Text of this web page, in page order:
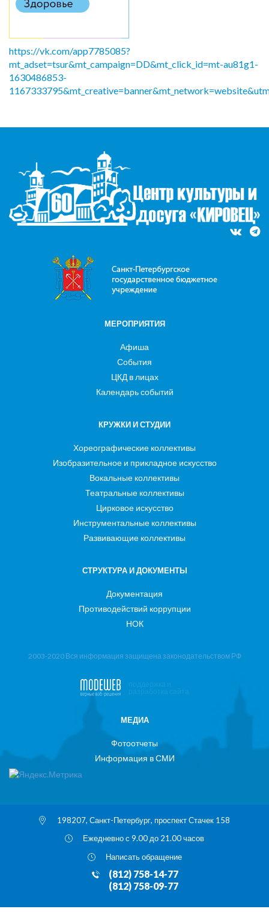
https://vk.com/app7785085?
mt_adset=tsur&mt_campaign=DD&mt_click_id=mt-au81g1-
1630486853-
МЕРОПРИЯТИЯ
Афиша
События
ЦКД в лицах
Календарь событий
КРУЖКИ И СТУДИИ
Хореографические коллективы
Изобразительное и прикладное искусство
Вокальные коллективы
Театральные коллективы
Цирковое искусство
Инструментальные коллективы
Развивающие коллективы
СТРУКТУРА И ДОКУМЕНТЫ
Документация
Противодействий коррупции
НОК
2003-2020 Вся информация защищена законодательством РФ
поддержка и
разработка сайта
МЕДИА
Фотоотчеты
Информация в СМИ
198207, Санкт-Петербург, проспект Стачек 158
Ежедневно с 9.00 до 21.00 часов
Написать обращение
(812) 758-14-77
(812) 758-09-77